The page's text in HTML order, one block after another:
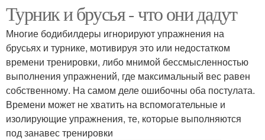
Турник и брусья - что они дадут
Многие бодибилдеры игнорируют упражнения на
брусьях и турнике, мотивируя это или недостатком
времени тренировки, либо мнимой бессмысленностью
выполнения упражнений, где максимальный вес равен
собственному. На самом деле ошибочны оба постулата.
Времени может не хватить на вспомогательные и
изолирующие упражнения, те, которые выполняются
под занавес тренировки